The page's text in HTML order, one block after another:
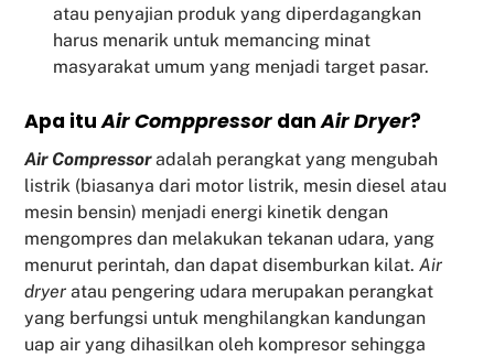
atau penyajian produk yang diperdagangkan
harus menarik untuk memancing minat
masyarakat umum yang menjadi target pasar.
Apa ituAir Comppressor danAir Dryer?
Air Compressoradalah perangkat yang mengubah
listrik (biasanya dari motor listrik, mesin diesel atau
mesin bensin) menjadi energi kinetik dengan
mengompres dan melakukan tekanan udara, yang
menurut perintah, dan dapat disemburkan kilat.Air
dryer atau pengering udara merupakan perangkat
yang berfungsi untuk menghilangkan kandungan
uap air yang dihasilkan oleh kompresor sehingga